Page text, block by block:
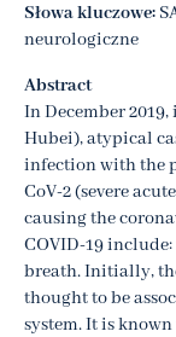
Słowa kluczowe:
neurologiczne
Abstract
In December
Hubei), atypical
infection with the
CoV-2 (severe
causing the
COVID-19
breath. Initially,
thought to be
system. It is